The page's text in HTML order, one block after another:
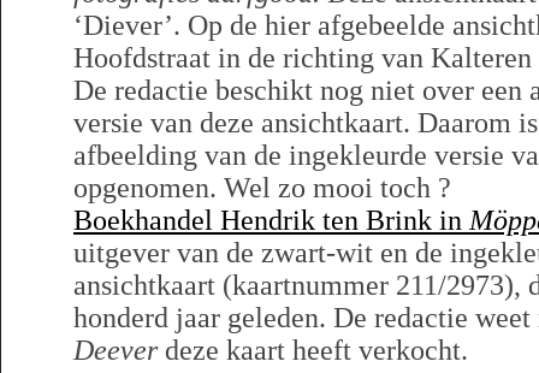
‘Diever’. Op de hier afgebeelde
Hoofdstraat in de richting van Kalteren
De redactie beschikt nog niet over
versie van deze ansichtkaart. Daarom
afbeelding van de ingekleurde versie
opgenomen. Wel zo mooi toch ?
Boekhandel Hendrik ten Brink in
uitgever van de zwart-wit en de
ansichtkaart (kaartnummer 211/2973),
honderd jaar geleden. De redactie
Deeverdeze kaart heeft verkocht.